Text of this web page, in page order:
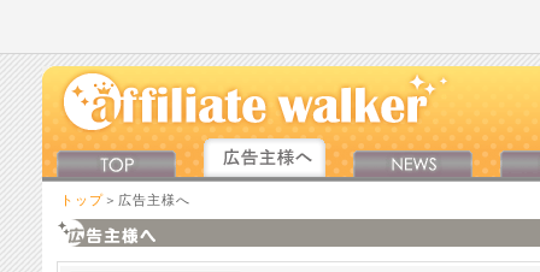
トップ ＞広告主様へ